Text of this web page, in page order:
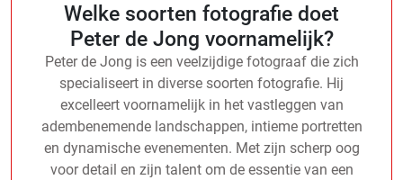
Welke soorten fotografie doet
Peter de Jong voornamelijk?
Peter de Jong is een veelzijdige fotograaf die zich
specialiseert in diverse soorten fotografie. Hij
excelleert voornamelijk in het vastleggen van
adembenemende landschappen, intieme portretten
en dynamische evenementen. Met zijn scherp oog
voor detail en zijn talent om de essentie van een